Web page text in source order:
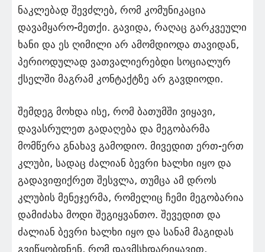
ნაკლებად შევძლებ, რომ კომუნიკაცია
დავამყარო-მეთქი. გავიდა, რაღაც გარკვეული
ხანი და ეს ღიმილი არ ამომდიოდა თავიდან,
პერიოდულად ვათვალიერებდი სოციალურ
ქსელში მაგრამ კონტაქტზე არ გავდიოდი.
შემდეგ მოხდა ისე, რომ ბათუმში ვიყავი,
დავასრულეთ გადაღება და მეგობარმა
მომწერა გნახავ გამოდიო. მივედით ერთ-ერთ
კლუბი, სადაც ძალიან ბევრი ხალხი იყო და
გადავიფიქრეთ შესვლა, თუმცა ამ დროს
კლუბის მენეჯერმა, რომელიც ჩემი მეგობარია
დამიძახა მოდი შეგიყვანთო. შევედით და
ძალიან ბევრი ხალხი იყო და სანამ მაგიდას
გვიწყობდნენ, რომ დავმსხდარიყავით,